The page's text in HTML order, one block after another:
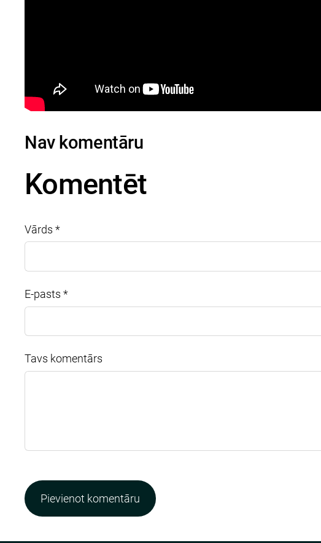
Nav komentāru
Komentēt
Vārds *
E-pasts *
Tavs komentārs